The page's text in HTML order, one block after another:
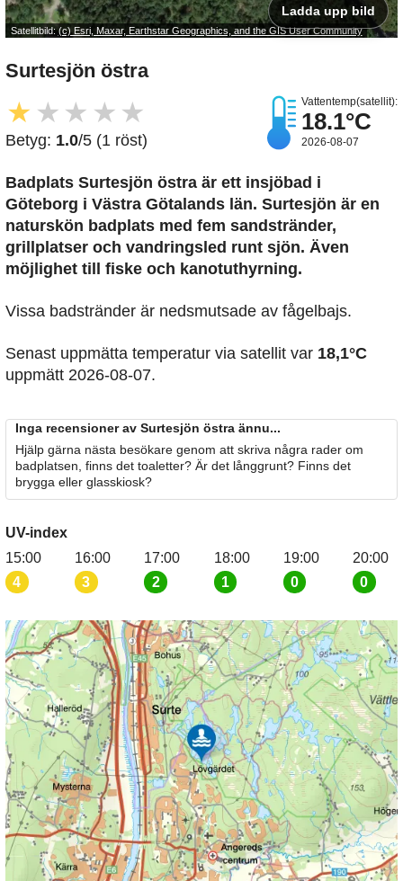
Satellitbild:(c) Esri, Maxar, Earthstar Geographics, and the GIS User Community
Ladda upp bild
Surtesjön östra
★ ★ ★ ★ ★
Betyg: 1.0/5 (1 röst)
Vattentemp(satellit):
18.1°C
2026-08-07
Badplats Surtesjön östra är ett insjöbad i
Göteborg i Västra Götalands län. Surtesjön är en
naturskön badplats med fem sandstränder,
grillplatser och vandringsled runt sjön. Även
möjlighet till fiske och kanotuthyrning.
Vissa badstränder är nedsmutsade av fågelbajs.
Senast uppmätta temperatur via satellit var 18,1°C
uppmätt 2026-08-07.
Inga recensioner av Surtesjön östra ännu...
Hjälp gärna nästa besökare genom att skriva några rader om
badplatsen, finns det toaletter? Är det långgrunt? Finns det
brygga eller glasskiosk?
UV-index
15:00
4
16:00
3
17:00
2
18:00
1
19:00
0
20:00
0